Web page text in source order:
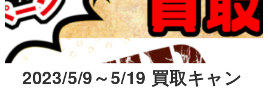
2023/5/9～5/19 買取キャン